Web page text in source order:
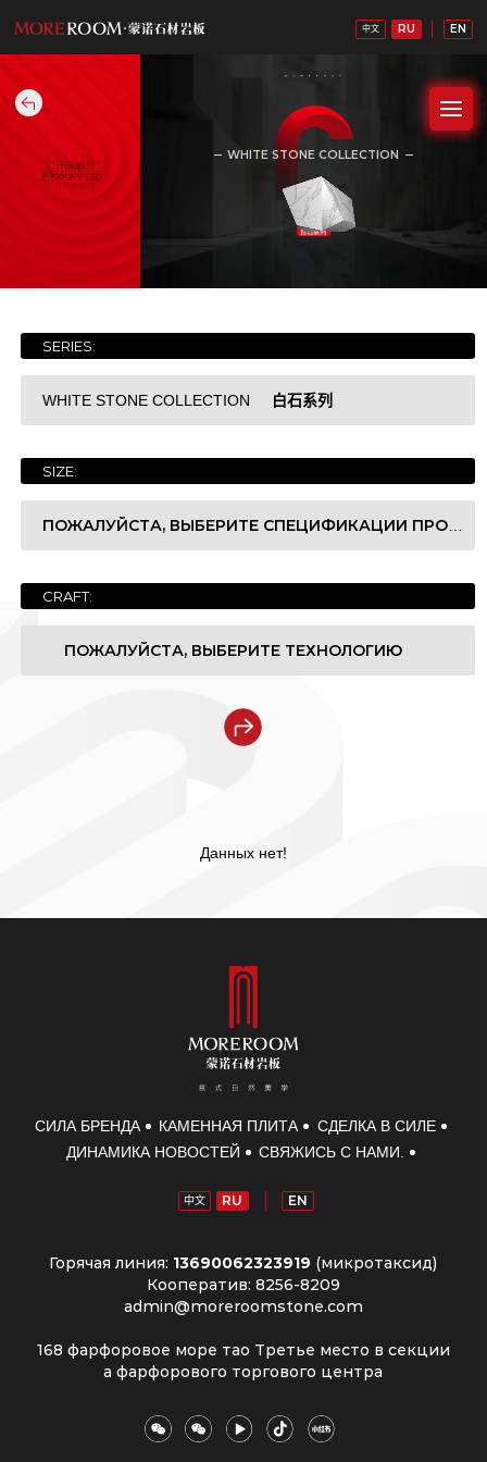
中文 RU EN
WHITE STONE COLLECTION
白石系列
SERIES:
WHITE STONE COLLECTION 白石系列
Уайтхед. Серия 白石系列
Роскошная коллекция Серия 奢石系列
Коллекция драгоценных камней Серия
Серия джейд. Серия 玉石系列
SIZE:
ПОЖАЛУЙСТА, ВЫБЕРИТЕ СПЕЦИФИКАЦИИ ПРОДУКТА
1200x2700x6mm
1200x3200x6mm
CRAFT:
ПОЖАЛУЙСТА, ВЫБЕРИТЕ ТЕХНОЛОГИЮ
Nanotech Polished
Данных нет!
СИЛА БРЕНДА КАМЕННАЯ ПЛИТА
СДЕЛКА В СИЛЕ
ДИНАМИКА НОВОСТЕЙ
СВЯЖИСЬ С НАМИ.
中文 RU EN
Горячая линия: 13690062323919 (микротаксид)
Кооператив: 8256-8209
admin@moreroomstone.com
168 фарфоровое море тао Третье место в секции
а фарфорового торгового центра